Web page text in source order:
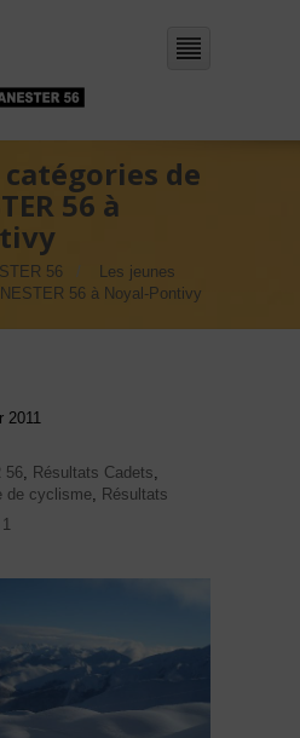
catégories de
56 à
56
Les jeunes
56 à Noyal-Pontivy
2011
56, Résultats Cadets,
de cyclisme, Résultats